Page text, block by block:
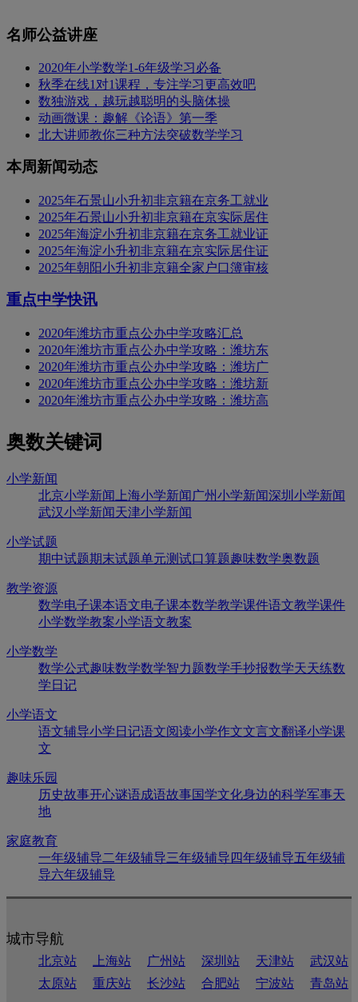
名师公益讲座
2020年小学数学1-6年级学习必备
秋季在线1对1课程，专注学习更高效吧
数独游戏，越玩越聪明的头脑体操
动画微课：趣解《论语》第一季
北大讲师教你三种方法突破数学学习
本周新闻动态
2025年石景山小升初非京籍在京务工就业
2025年石景山小升初非京籍在京实际居住
2025年海淀小升初非京籍在京务工就业证
2025年海淀小升初非京籍在京实际居住证
2025年朝阳小升初非京籍全家户口簿审核
重点中学快讯
2020年潍坊市重点公办中学攻略汇总
2020年潍坊市重点公办中学攻略：潍坊东
2020年潍坊市重点公办中学攻略：潍坊广
2020年潍坊市重点公办中学攻略：潍坊新
2020年潍坊市重点公办中学攻略：潍坊高
奥数关键词
小学新闻
北京小学新闻
上海小学新闻 广州小学新闻深圳小学新闻
武汉小学新闻 天津小学新闻
小学试题
期中试题期末试题单元测试口算题趣味数学奥数题
教学资源
数学电子课本语文电子课本数学教学课件语文教学课件
小学数学教案小学语文教案
小学数学
数学公式趣味数学数学智力题数学手抄报数学天天练数
学日记
小学语文
语文辅导小学日记语文阅读小学作文文言文翻译小学课
文
趣味乐园
历史故事开心谜语成语故事国学文化身边的科学军事天
地
家庭教育
一年级辅导二年级辅导三年级辅导 四年级辅导五年级辅
导六年级辅导
城市导航
北京站 上海站 广州站 深圳站 天津站
武汉站
太原站
重庆站 长沙站 合肥站 宁波站 青岛站